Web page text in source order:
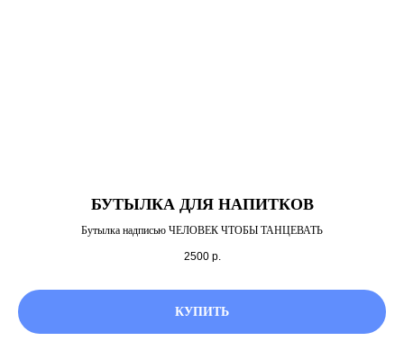
БУТЫЛКА ДЛЯ НАПИТКОВ
Бутылка надписью ЧЕЛОВЕК ЧТОБЫ ТАНЦЕВАТЬ
2500 р.
КУПИТЬ